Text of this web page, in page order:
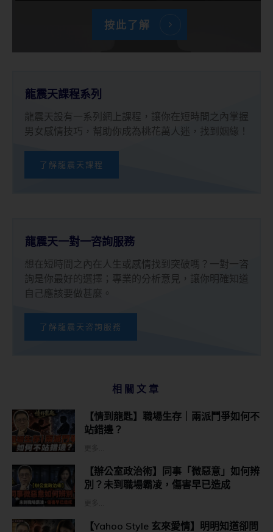
按此了解
龍震天課程系列
龍震天設有一系列網上課程，讓你在短時間之內掌握
男女感情技巧，幫助你成為桃花萬人迷，找到姻緣！
了解龍震天課程
龍震天一對一咨詢服務
想在短時間之內在人生或感情找到突破嗎？一對一咨
詢是你最好的選擇；專業的分析意見，讓你明確知道
自己應該要做甚麼。
了解龍震天咨詢服務
相關文章
【情到龍匙】職場生存｜兩派鬥爭如何不
站錯邊？
【辦公室政治術】同事「微惡意」如何辨
別？未到職場霸凌，傷害早已造成
【Yahoo Style 玄來愛情】明明知道卻問